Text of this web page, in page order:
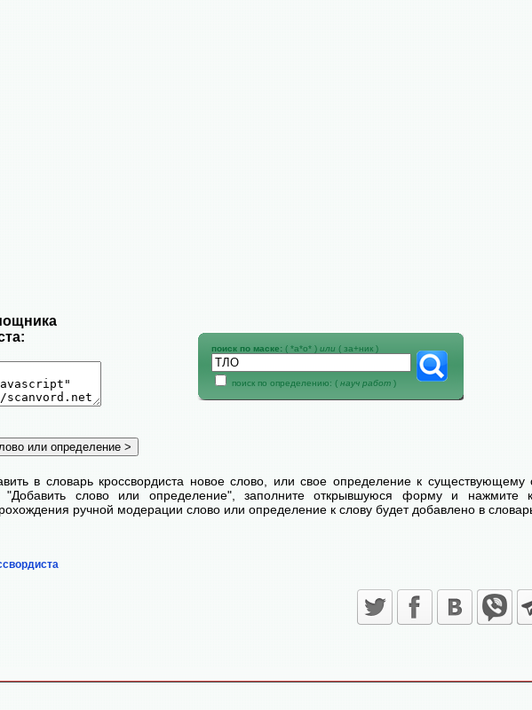
поиск по маске: ( *а*о* ) или ( за+ник )
поиск по определению: ( науч работ )
в словарь кроссвордиста новое слово, или свое определение к существующему
"Добавить слово или определение", заполните открывшуюся форму и нажмите
ручной модерации слово или определение к слову будет добавлено в